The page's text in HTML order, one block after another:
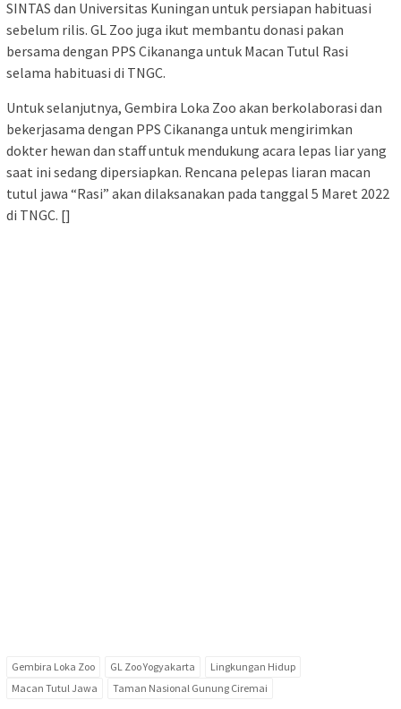
SINTAS dan Universitas Kuningan untuk persiapan habituasi
sebelum rilis. GL Zoo juga ikut membantu donasi pakan
bersama dengan PPS Cikananga untuk Macan Tutul Rasi
selama habituasi di TNGC.
Untuk selanjutnya, Gembira Loka Zoo akan berkolaborasi dan
bekerjasama dengan PPS Cikananga untuk mengirimkan
dokter hewan dan staff untuk mendukung acara lepas liar yang
saat ini sedang dipersiapkan. Rencana pelepas liaran macan
tutul jawa “Rasi” akan dilaksanakan pada tanggal 5 Maret 2022
di TNGC. []
Gembira Loka Zoo GL Zoo Yogyakarta
Lingkungan Hidup
Macan Tutul Jawa
Taman Nasional Gunung Ciremai